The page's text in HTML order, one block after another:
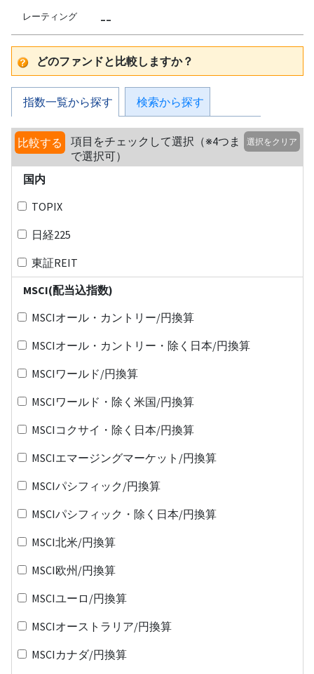
レーティング --
どのファンドと比較しますか？
指数一覧から探す 検索から探す
比較する
項目をチェックして選択（※4つま
で選択可）
選択をクリア
国内
TOPIX
日経225
東証REIT
MSCI(配当込指数)
MSCIオール・カントリー/円換算
MSCIオール・カントリー・除く日本/円換算
MSCIワールド/円換算
MSCIワールド・除く米国/円換算
MSCIコクサイ・除く日本/円換算
MSCIエマージングマーケット/円換算
MSCIパシフィック/円換算
MSCIパシフィック・除く日本/円換算
MSCI北米/円換算
MSCI欧州/円換算
MSCIユーロ/円換算
MSCIオーストラリア/円換算
MSCIカナダ/円換算